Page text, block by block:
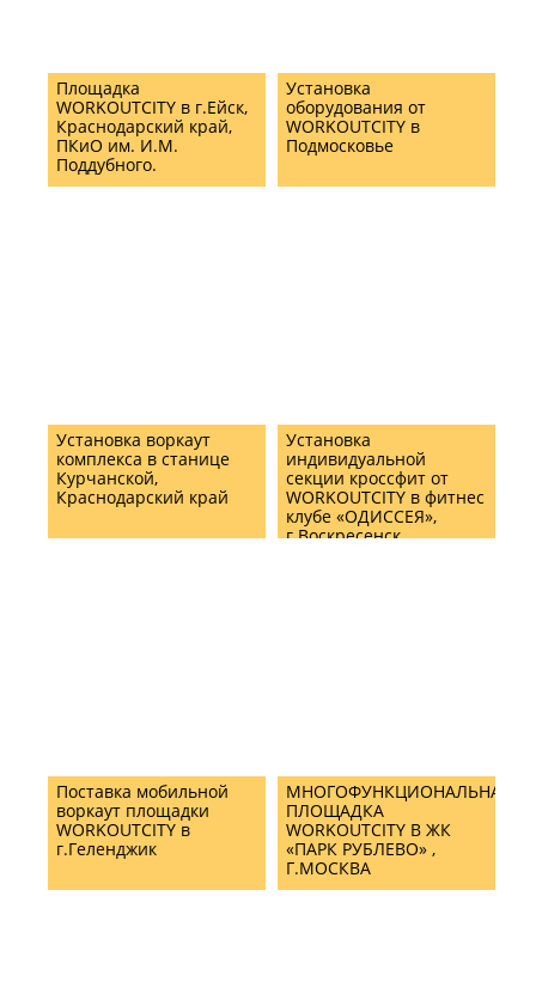
Площадка
WORKOUTCITY в г.Ейск,
Краснодарский край,
ПКиО им. И.М.
Поддубного.
Установка
оборудования от
WORKOUTCITY в
Подмосковье
Установка воркаут
комплекса в станице
Курчанской,
Краснодарский край
Установка
индивидуальной
секции кроссфит от
WORKOUTCITY в фитнес
клубе «ОДИССЕЯ»,
г.Воскресенск
Поставка мобильной
воркаут площадки
WORKOUTCITY в
г.Геленджик
МНОГОФУНКЦИОНАЛЬНАЯ
ПЛОЩАДКА
WORKOUTCITY В ЖК
«ПАРК РУБЛЕВО» ,
Г.МОСКВА